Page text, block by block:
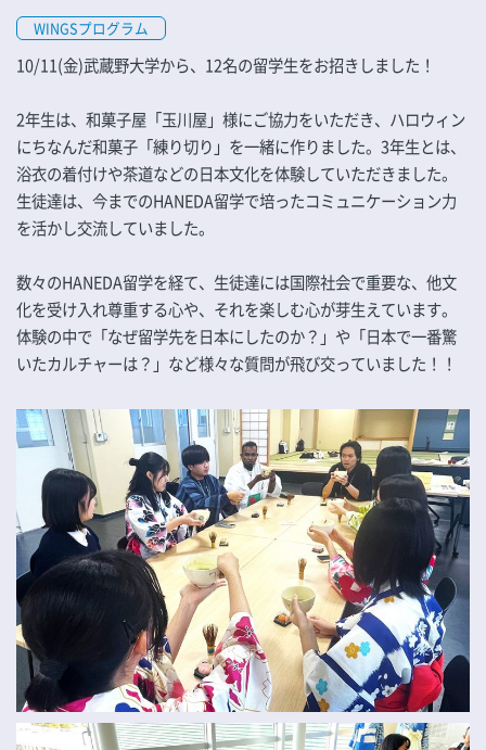
WINGSプログラム
10/11(金)武蔵野大学から、12名の留学生をお招きしました！
2年生は、和菓子屋「玉川屋」様にご協力をいただき、ハロウィン
にちなんだ和菓子「練り切り」を一緒に作りました。3年生とは、
浴衣の着付けや茶道などの日本文化を体験していただきました。
生徒達は、今までのHANEDA留学で培ったコミュニケーション力
を活かし交流していました。
数々のHANEDA留学を経て、生徒達には国際社会で重要な、他文
化を受け入れ尊重する心や、それを楽しむ心が芽生えています。
体験の中で「なぜ留学先を日本にしたのか？」や「日本で一番驚
いたカルチャーは？」など様々な質問が飛び交っていました！！